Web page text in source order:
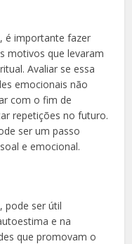
é importante fazer
motivos que levaram
Avaliar se essa
emocionais não
com o fim de
repetições no futuro.
ser um passo
e emocional.
pode ser útil
e na
que promovam o